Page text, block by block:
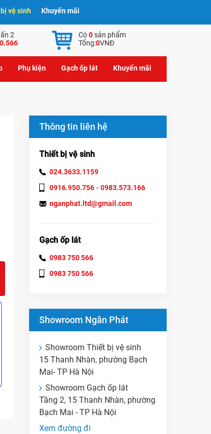
vệ sinh Khuyến mãi
2
Có0sản phẩm
Tổng:0VNĐ
Phụ kiện Gạch ốp lát Khuyến mãi
Thông tin liên hệ
Thiết bị vệ sinh
024.3633.1159
0916.950.756 - 0983.573.166
nganphat.ltd@gmail.com
Gạch ốp lát
0983 750 566
0983 750 566
Showroom Ngân Phát
Showroom Thiết bị vệ sinh
15 Thanh Nhàn, phường Bạch
Mai- TP Hà Nội
Showroom Gạch ốp lát
Tầng 2, 15 Thanh Nhàn, phường
Bạch Mai - TP Hà Nội
Xem đường đi